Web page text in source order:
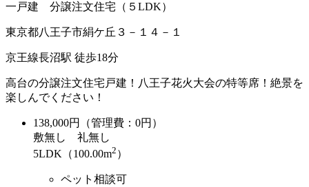
一戸建 分譲注文住宅（５LDK）
東京都八王子市絹ケ丘３－１４－１
京王線長沼駅 徒歩18分
高台の分譲注文住宅戸建！八王子花火大会の特等席！絶景を
楽しんでください！
138,000円（管理費：0円）
敷無し 礼無し
5LDK（100.00m2 ）
ペット相談可